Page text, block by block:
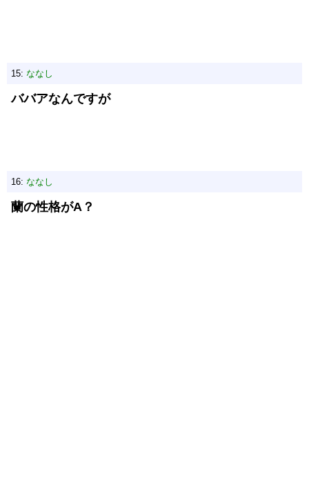
15: ななし
ババアなんですが
16: ななし
蘭の性格がA？